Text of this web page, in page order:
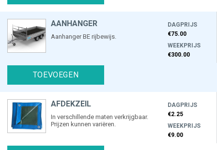
AANHANGER
Aanhanger BE rijbewijs.
DAGPRIJS
€75.00
WEEKPRIJS
€300.00
TOEVOEGEN
AFDEKZEIL
In verschillende maten verkrijgbaar.
Prijzen kunnen variëren.
DAGPRIJS
€2.25
WEEKPRIJS
€9.00